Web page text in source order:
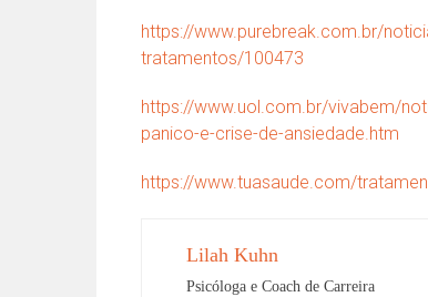
https://www.purebreak.com.br/
tratamentos/100473
https://www.uol.com.br/vivabem/
panico-e-crise-de-ansiedade.htm
https://www.tuasaude.com/
Lilah Kuhn
Psicóloga e Coach de Carreira